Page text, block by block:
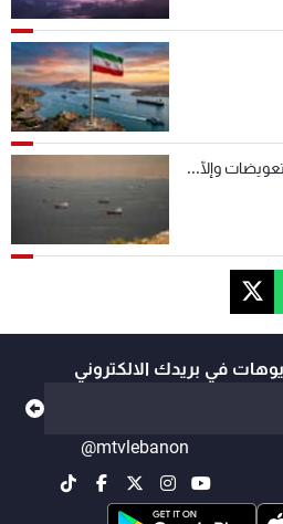
وإلّا...
في بريدك الالكتروني
@mtvlebanon